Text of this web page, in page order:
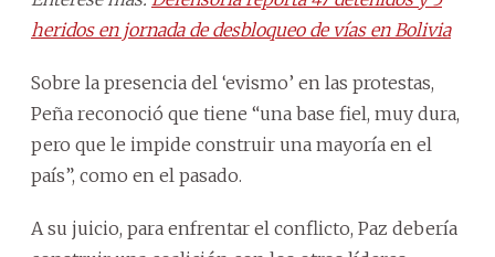
heridos en jornada de desbloqueo de vías en Bolivia
Sobre la presencia del ‘evismo’ en las protestas,
Peña reconoció que tiene “una base fiel, muy dura,
pero que le impide construir una mayoría en el
país”, como en el pasado.
A su juicio, para enfrentar el conflicto, Paz debería